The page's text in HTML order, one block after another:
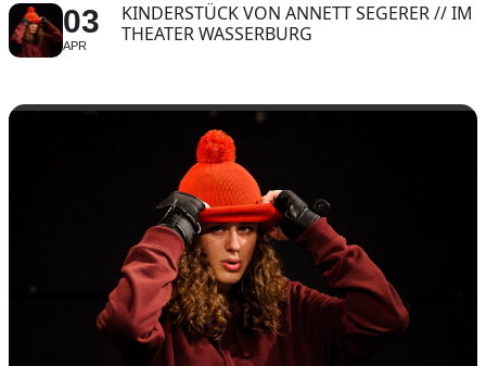
03
APR
KINDERSTÜCK VON ANNETT SEGERER // IM
THEATER WASSERBURG